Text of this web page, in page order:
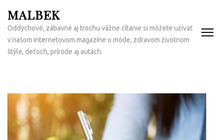
na
obsah
(Enter)
MALBEK
Oddychové, zábavné aj trochu vážne čítanie si môžete užívať
v našom internetovom magazíne o móde, zdravom životnom
štýle, deťoch, prírode aj autách.